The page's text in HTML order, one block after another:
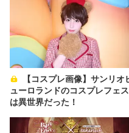
ューロランドのコスプレフェス
は異世界だった！